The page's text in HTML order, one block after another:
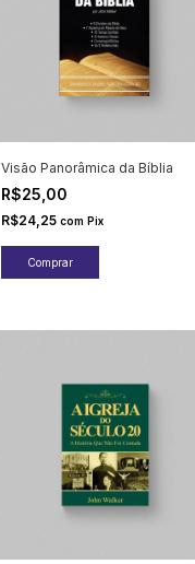
Visão Panorâmica da Bíblia
R$25,00
R$24,25 com Pix